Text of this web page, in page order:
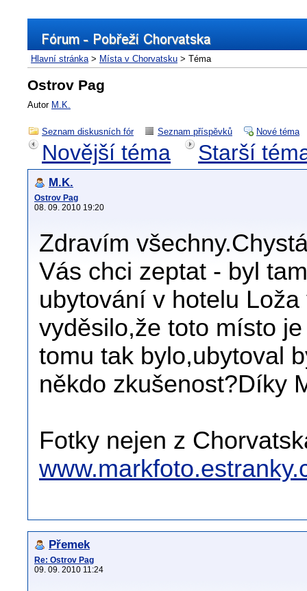
Hlavní stránka> Místa v Chorvatsku > Téma
Ostrov Pag
Autor M.K.
Seznam diskusních fór Seznam příspěvků Nové téma
Novější téma Starší
M.K.
Ostrov Pag
08. 09. 2010 19:20
Zdravím
Vás chci zeptat - byl
ubytování v hotelu
vyděsilo,že toto místo
tomu tak bylo,ubytoval
někdo zkušenost?Díky
Fotky nejen z
Přemek
Re: Ostrov Pag
09. 09. 2010 11:24